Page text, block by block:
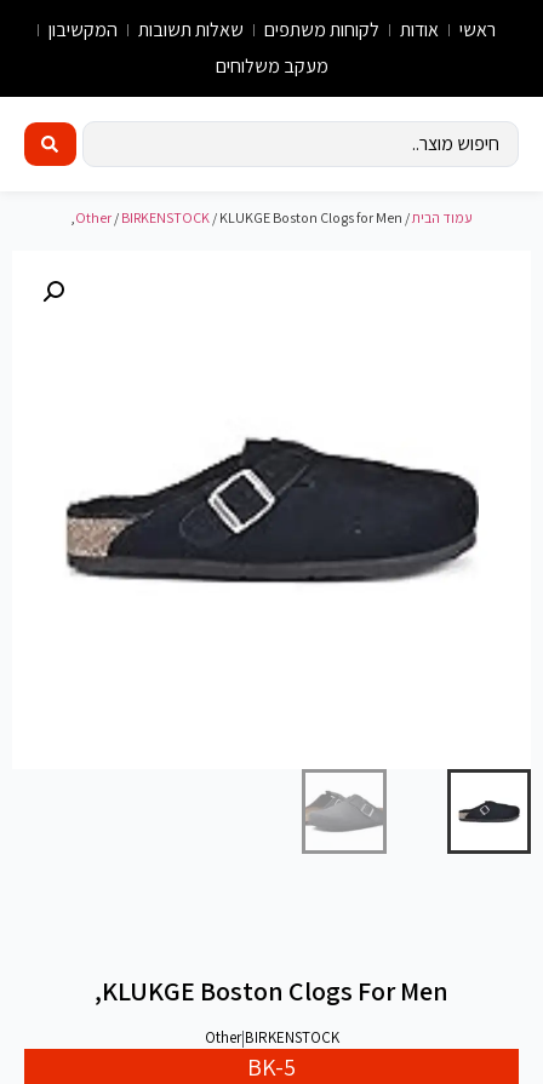
ראשי אודות לקוחות משתפים שאלות תשובות
המקשיבון
מעקב משלוחים
עמוד הבית/
Other / BIRKENSTOCK / KLUKGE Boston Clogs for Men,
KLUKGE Boston Clogs For Men,
BIRKENSTOCK
|
Other
BK-5